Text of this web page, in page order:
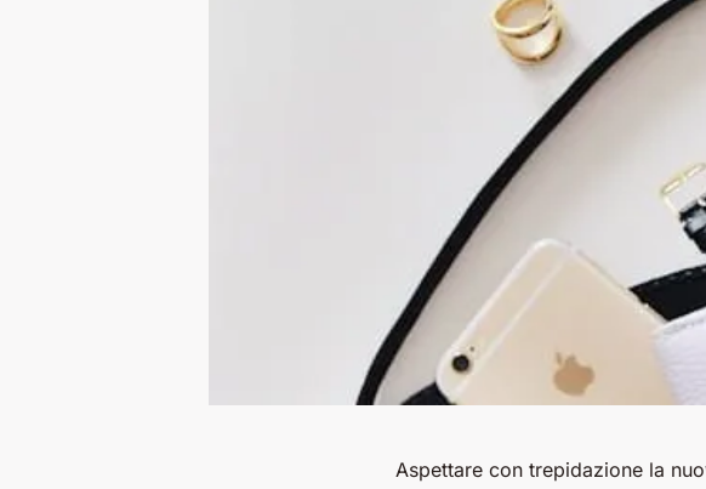
Aspettare con trepidazione la